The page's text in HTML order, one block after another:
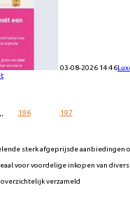
03-08-2026 14:46
196 197
sterk afgeprijsde aanbiedingen
voor voordelige inkopen van
verzameld